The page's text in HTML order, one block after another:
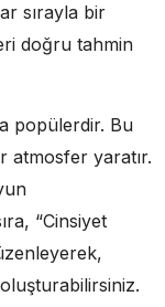
sırayla bir
doğru tahmin
popülerdir. Bu
atmosfer yaratır.
“Cinsiyet